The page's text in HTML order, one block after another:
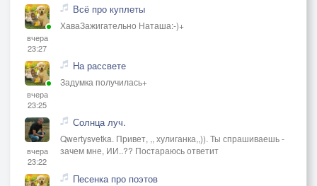
вчера
23:27
Всё про куплеты
ХаваЗажигательно Наташа:-)+
вчера
23:25
На рассвете
Задумка получилась+
вчера
23:22
Солнца луч.
Qwertysvetka. Привет, ,, хулиганка,,)). Ты спрашиваешь -
зачем мне, ИИ..?? Постараюсь ответит
Песенка про поэтов